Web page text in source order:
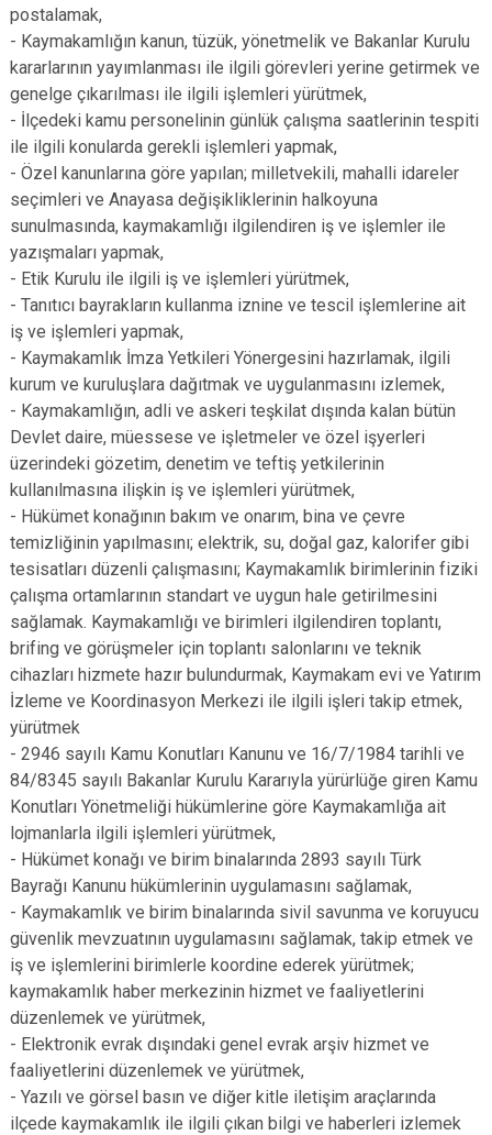
postalamak,
- Kaymakamlığın kanun, tüzük, yönetmelik ve Bakanlar Kurulu
kararlarının yayımlanması ile ilgili görevleri yerine getirmek ve
genelge çıkarılması ile ilgili işlemleri yürütmek,
- İlçedeki kamu personelinin günlük çalışma saatlerinin tespiti
ile ilgili konularda gerekli işlemleri yapmak,
- Özel kanunlarına göre yapılan; milletvekili, mahalli idareler
seçimleri ve Anayasa değişikliklerinin halkoyuna
sunulmasında, kaymakamlığı ilgilendiren iş ve işlemler ile
yazışmaları yapmak,
- Etik Kurulu ile ilgili iş ve işlemleri yürütmek,
- Tanıtıcı bayrakların kullanma iznine ve tescil işlemlerine ait
iş ve işlemleri yapmak,
- Kaymakamlık İmza Yetkileri Yönergesini hazırlamak, ilgili
kurum ve kuruluşlara dağıtmak ve uygulanmasını izlemek,
- Kaymakamlığın, adli ve askeri teşkilat dışında kalan bütün
Devlet daire, müessese ve işletmeler ve özel işyerleri
üzerindeki gözetim, denetim ve teftiş yetkilerinin
kullanılmasına ilişkin iş ve işlemleri yürütmek,
- Hükümet konağının bakım ve onarım, bina ve çevre
temizliğinin yapılmasını; elektrik, su, doğal gaz, kalorifer gibi
tesisatları düzenli çalışmasını; Kaymakamlık birimlerinin fiziki
çalışma ortamlarının standart ve uygun hale getirilmesini
sağlamak. Kaymakamlığı ve birimleri ilgilendiren toplantı,
brifing ve görüşmeler için toplantı salonlarını ve teknik
cihazları hizmete hazır bulundurmak, Kaymakam evi ve Yatırım
İzleme ve Koordinasyon Merkezi ile ilgili işleri takip etmek,
yürütmek
- 2946 sayılı Kamu Konutları Kanunu ve 16/7/1984 tarihli ve
84/8345 sayılı Bakanlar Kurulu Kararıyla yürürlüğe giren Kamu
Konutları Yönetmeliği hükümlerine göre Kaymakamlığa ait
lojmanlarla ilgili işlemleri yürütmek,
- Hükümet konağı ve birim binalarında 2893 sayılı Türk
Bayrağı Kanunu hükümlerinin uygulamasını sağlamak,
- Kaymakamlık ve birim binalarında sivil savunma ve koruyucu
güvenlik mevzuatının uygulamasını sağlamak, takip etmek ve
iş ve işlemlerini birimlerle koordine ederek yürütmek;
kaymakamlık haber merkezinin hizmet ve faaliyetlerini
düzenlemek ve yürütmek,
- Elektronik evrak dışındaki genel evrak arşiv hizmet ve
faaliyetlerini düzenlemek ve yürütmek,
- Yazılı ve görsel basın ve diğer kitle iletişim araçlarında
ilçede kaymakamlık ile ilgili çıkan bilgi ve haberleri izlemek